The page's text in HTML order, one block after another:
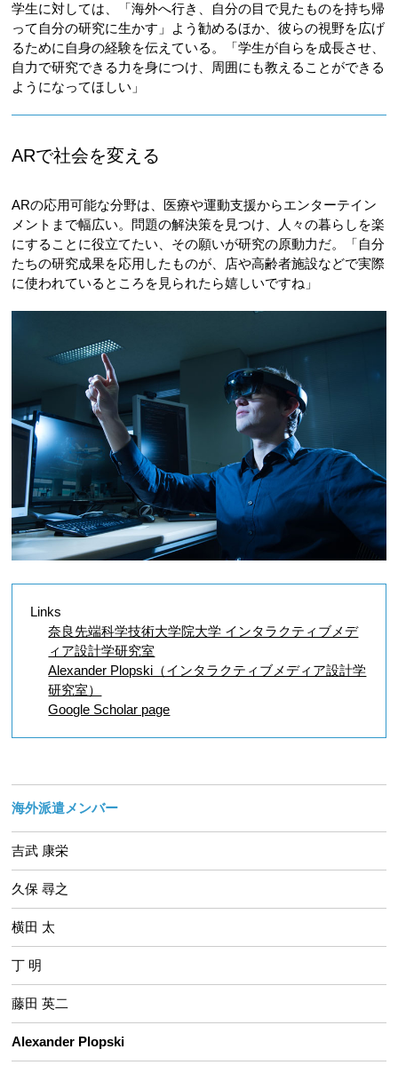
学生に対しては、「海外へ行き、自分の目で見たものを持ち帰
って自分の研究に生かす」よう勧めるほか、彼らの視野を広げ
るために自身の経験を伝えている。「学生が自らを成長させ、
自力で研究できる力を身につけ、周囲にも教えることができる
ようになってほしい」
ARで社会を変える
ARの応用可能な分野は、医療や運動支援からエンターテイン
メントまで幅広い。問題の解決策を見つけ、人々の暮らしを楽
にすることに役立てたい、その願いが研究の原動力だ。「自分
たちの研究成果を応用したものが、店や高齢者施設などで実際
に使われているところを見られたら嬉しいですね」
Links
奈良先端科学技術大学院大学 インタラクティブメデ
ィア設計学研究室
Alexander Plopski（インタラクティブメディア設計学
研究室）
Google Scholar page
海外派遣メンバー
吉武 康栄
久保 尋之
横田 太
丁 明
藤田 英二
Alexander Plopski